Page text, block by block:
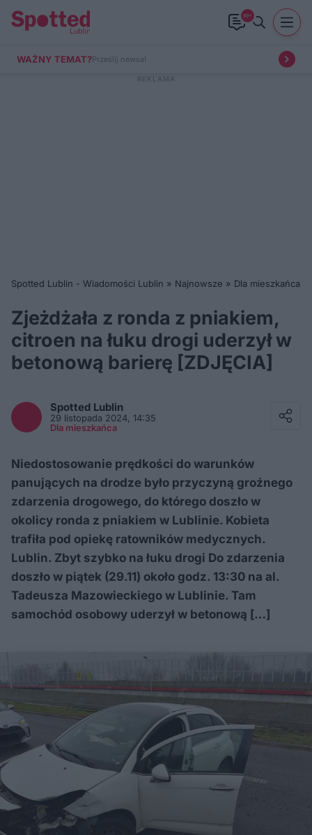
99+
WAŻNY TEMAT?Prześlij newsa!
Spotted Lublin - Wiadomości Lublin » Najnowsze » Dla mieszkańca
Zjeżdżała z ronda z pniakiem,
citroen na łuku drogi uderzył w
betonową barierę [ZDJĘCIA]
Spotted Lublin
29 listopada 2024, 14:35
Dla mieszkańca
Niedostosowanie prędkości do warunków
panujących na drodze było przyczyną groźnego
zdarzenia drogowego, do którego doszło w
okolicy ronda z pniakiem w Lublinie. Kobieta
trafiła pod opiekę ratowników medycznych.
Lublin. Zbyt szybko na łuku drogi Do zdarzenia
doszło w piątek (29.11) około godz. 13:30 na al.
Tadeusza Mazowieckiego w Lublinie. Tam
samochód osobowy uderzył w betonową […]